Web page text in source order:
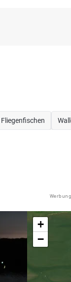
Fliegenfischen
Werbung
+
−